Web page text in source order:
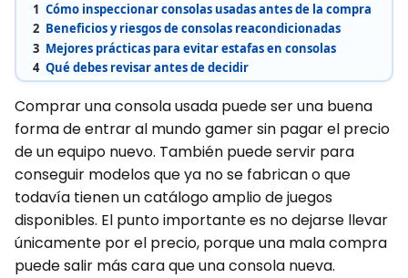
1 Cómo inspeccionar consolas usadas antes de la compra
2 Beneficios y riesgos de consolas reacondicionadas
3 Mejores prácticas para evitar estafas en consolas
4 Qué debes revisar antes de decidir
Comprar una consola usada puede ser una buena
forma de entrar al mundo gamer sin pagar el precio
de un equipo nuevo. También puede servir para
conseguir modelos que ya no se fabrican o que
todavía tienen un catálogo amplio de juegos
disponibles. El punto importante es no dejarse llevar
únicamente por el precio, porque una mala compra
puede salir más cara que una consola nueva.